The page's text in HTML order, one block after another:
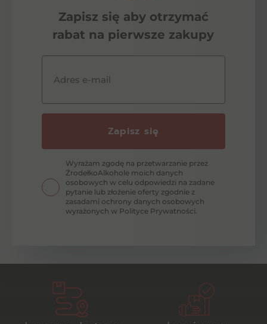
Zapisz się aby otrzymać
rabat na pierwsze zakupy
Adres e-mail
Zapisz się
Wyrażam zgodę na przetwarzanie przez
ŹrodełkoAlkohole moich danych
osobowych w celu odpowiedzi na zadane
pytanie lub złożenie oferty zgodnie z
zasadami ochrony danych osobowych
wyrażonych w Polityce Prywatności.